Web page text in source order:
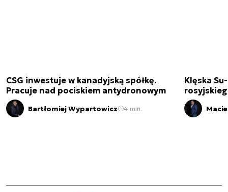
CSG inwestuje w kanadyjską spółkę.
Pracuje nad pociskiem antydronowym
Bartłomiej Wypartowicz 4 min.
Klęska